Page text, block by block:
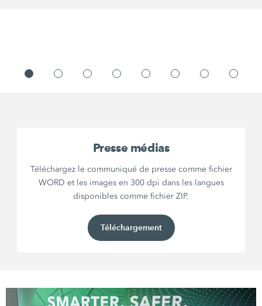
Presse médias
Téléchargez le communiqué de presse comme fichier
WORD et les images en 300 dpi dans les langues
disponibles comme fichier ZIP.
Téléchargement